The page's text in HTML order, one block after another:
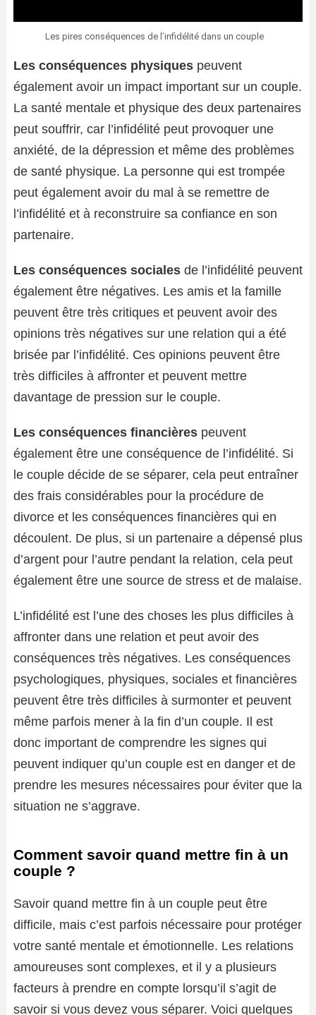
Les pires conséquences de l’infidélité dans un couple
Les conséquences physiques peuvent
également avoir un impact important sur un couple.
La santé mentale et physique des deux partenaires
peut souffrir, car l’infidélité peut provoquer une
anxiété, de la dépression et même des problèmes
de santé physique. La personne qui est trompée
peut également avoir du mal à se remettre de
l’infidélité et à reconstruire sa confiance en son
partenaire.
Les conséquences sociales de l’infidélité peuvent
également être négatives. Les amis et la famille
peuvent être très critiques et peuvent avoir des
opinions très négatives sur une relation qui a été
brisée par l’infidélité. Ces opinions peuvent être
très difficiles à affronter et peuvent mettre
davantage de pression sur le couple.
Les conséquences financières peuvent
également être une conséquence de l’infidélité. Si
le couple décide de se séparer, cela peut entraîner
des frais considérables pour la procédure de
divorce et les conséquences financières qui en
découlent. De plus, si un partenaire a dépensé plus
d’argent pour l’autre pendant la relation, cela peut
également être une source de stress et de malaise.
L’infidélité est l’une des choses les plus difficiles à
affronter dans une relation et peut avoir des
conséquences très négatives. Les conséquences
psychologiques, physiques, sociales et financières
peuvent être très difficiles à surmonter et peuvent
même parfois mener à la fin d’un couple. Il est
donc important de comprendre les signes qui
peuvent indiquer qu’un couple est en danger et de
prendre les mesures nécessaires pour éviter que la
situation ne s’aggrave.
Comment savoir quand mettre fin à un
couple ?
Savoir quand mettre fin à un couple peut être
difficile, mais c’est parfois nécessaire pour protéger
votre santé mentale et émotionnelle. Les relations
amoureuses sont complexes, et il y a plusieurs
facteurs à prendre en compte lorsqu’il s’agit de
savoir si vous devez vous séparer. Voici quelques